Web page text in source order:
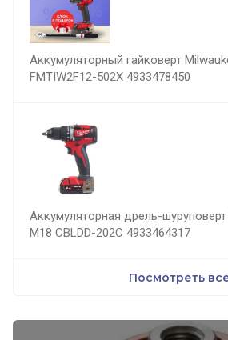
Аккумуляторный гайковерт
FMTIW2F12-502X 4933478450
Аккумуляторная дрель-
M18 CBLDD-202C 4933464317
Посмотреть